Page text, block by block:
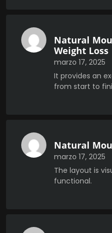
Natural
Weight Loss
marzo 17, 2025
It provides an
from start to
Natural
marzo 17, 2025
The layout is
functional.